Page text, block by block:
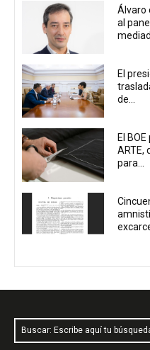
Álvaro
al
El
de...
El
ARTE,
para...
Buscar: Escribe aquí tu